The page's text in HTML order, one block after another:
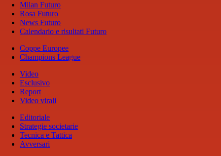
Milan Futuro
Rosa Futuro
News Futuro
Calendario e risultati Futuro
Coppe Europee
Champions League
Video
Esclusivo
Report
Video virali
Editoriale
Strategie societarie
Tecnica e Tattica
Avversari